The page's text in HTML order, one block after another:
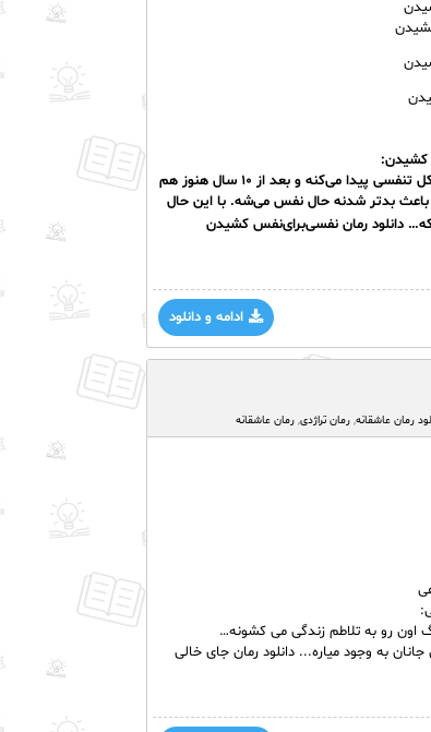
کشیدن:
رمان درباره دختریه به اسم نفس که توی ۷ سالگی در اثر آتش سوزی مشکل تنفسی پیدا می‌کنه و بعد از ۱۰ سال هنوز هم
بدتر شدنه حال نفس می‌شه. با این حال
دانلود رمان نفسی‌برای‌نفس کشیدن
ادامه و دانلود
رمان عاشقانه, رمان تراژدی, رمان عاشقانه
اون رو‌ به تلاطم زندگی‌ می کشونه…
به وجود میاره.‌.. دانلود رمان جای خالی